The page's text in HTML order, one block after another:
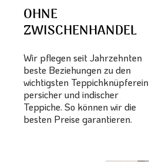
OHNE
ZWISCHENHANDEL
Wir pflegen seit Jahrzehnten
beste Beziehungen zu den
wichtigsten Teppichknüpferein
persicher und indischer
Teppiche. So können wir die
besten Preise garantieren.